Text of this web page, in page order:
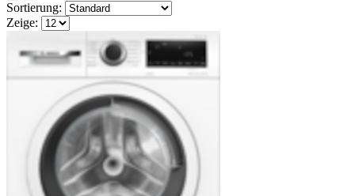
Sortierung:
Zeige: